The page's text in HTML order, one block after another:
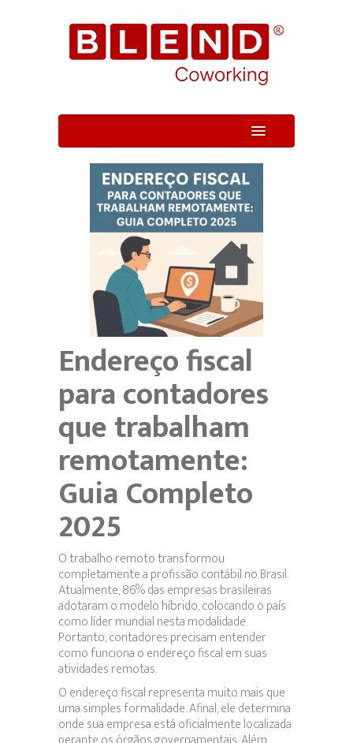
Unidade
Serviços
Endereço fiscal
para contadores
que trabalham
remotamente:
Guia Completo
2025
O trabalho remoto transformou
completamente a profissão contábil no Brasil.
Atualmente, 86% das empresas brasileiras
adotaram o modelo híbrido, colocando o país
como líder mundial nesta modalidade.
Portanto, contadores precisam entender
como funciona o endereço fiscal em suas
atividades remotas.
O endereço fiscal representa muito mais que
uma simples formalidade. Afinal, ele determina
onde sua empresa está oficialmente localizada